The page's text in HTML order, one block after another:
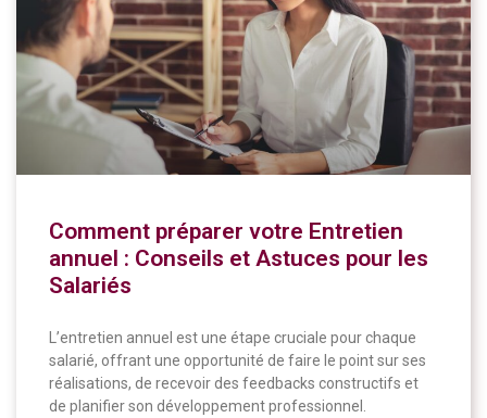
Comment préparer votre Entretien
annuel : Conseils et Astuces pour les
Salariés
L’entretien annuel est une étape cruciale pour chaque
salarié, offrant une opportunité de faire le point sur ses
réalisations, de recevoir des feedbacks constructifs et
de planifier son développement professionnel.